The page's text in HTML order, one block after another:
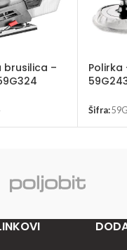
brusilica –
Polirka
Šifra: